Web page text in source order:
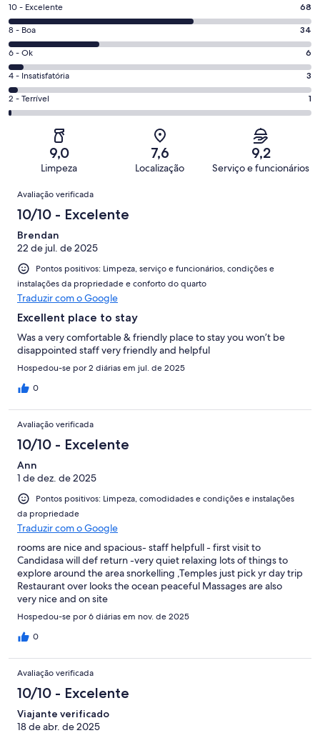
Nota
10
-
Excelente.
68
de
112
avaliações
10 - Excelente 68
Nota
8
-
Boa.
34
de
avaliações
8 - Boa 34
Nota
6
-
Ok.
6
avaliações
6 - Ok 6
Nota
4
-
4 - Insatisfatória 3
Nota
2
112
avaliações
2 - Terrível 1
9,0
Limpeza
7,6
Localização
9,2
Serviço e funcionários
Avaliações
Avaliação verificada
10/10 - Excelente
Brendan
22 de jul. de 2025
Pontos positivos: Limpeza, serviço e funcionários, condições e
instalações da propriedade e conforto do quarto
Traduzir com o Google
Excellent place to stay
Was a very comfortable & friendly place to stay you won’t be
disappointed staff very friendly and helpful
Hospedou-se por 2 diárias em jul. de 2025
0
Avaliação verificada
10/10 - Excelente
Ann
1 de dez. de 2025
Pontos positivos: Limpeza, comodidades e condições e instalações
da propriedade
Traduzir com o Google
rooms are nice and spacious- staff helpfull - first visit to
Candidasa will def return -very quiet relaxing lots of things to
explore around the area snorkelling ,Temples just pick yr day trip
Restaurant over looks the ocean peaceful Massages are also
very nice and on site
Hospedou-se por 6 diárias em nov. de 2025
0
Avaliação verificada
10/10 - Excelente
Viajante verificado
18 de abr. de 2025